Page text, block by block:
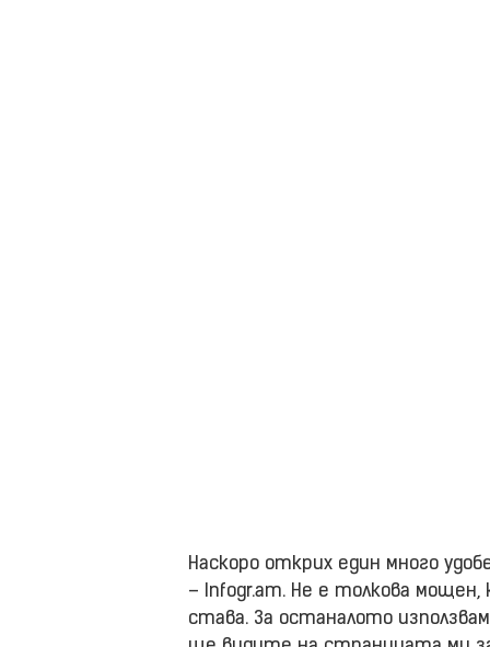
Наскоро открих един много
– Infogr.am. Не е толкова
става. За останалото